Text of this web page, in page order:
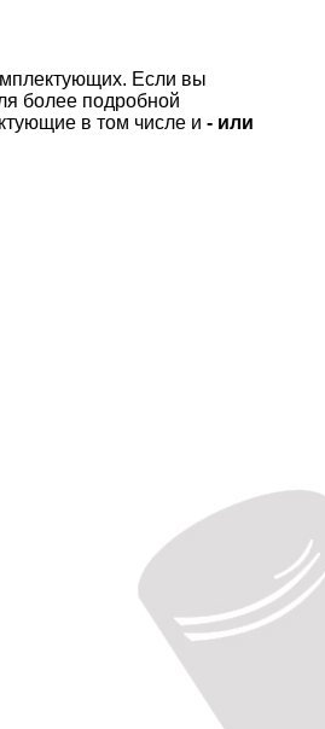
Если вы
более подробной
в том числе и - или